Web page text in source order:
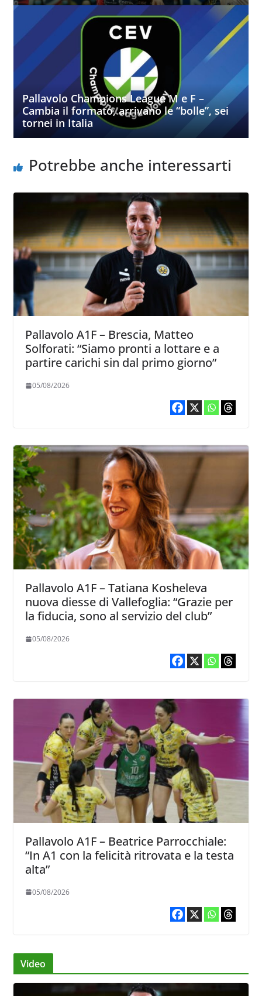
Pallavolo Champions League M e F –
Cambia il formato, arrivano le “bolle”, sei
tornei in Italia
Potrebbe anche interessarti
Pallavolo A1F – Brescia, Matteo
Solforati: “Siamo pronti a lottare e a
partire carichi sin dal primo giorno”
05/08/2026
Pallavolo A1F – Tatiana Kosheleva
nuova diesse di Vallefoglia: “Grazie per
la fiducia, sono al servizio del club”
05/08/2026
Pallavolo A1F – Beatrice Parrocchiale:
“In A1 con la felicità ritrovata e la testa
alta”
05/08/2026
Video